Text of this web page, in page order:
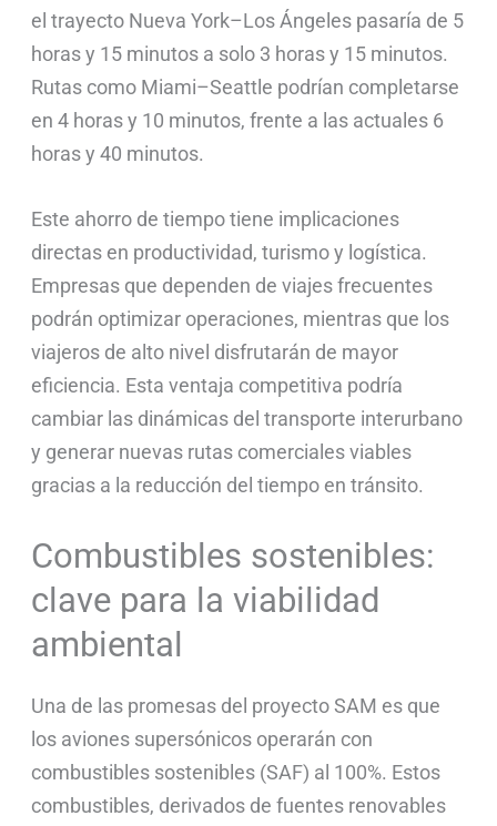
el trayecto Nueva York–Los Ángeles pasaría de 5
horas y 15 minutos a solo 3 horas y 15 minutos.
Rutas como Miami–Seattle podrían completarse
en 4 horas y 10 minutos, frente a las actuales 6
horas y 40 minutos.
Este ahorro de tiempo tiene implicaciones
directas en productividad, turismo y logística.
Empresas que dependen de viajes frecuentes
podrán optimizar operaciones, mientras que los
viajeros de alto nivel disfrutarán de mayor
eficiencia. Esta ventaja competitiva podría
cambiar las dinámicas del transporte interurbano
y generar nuevas rutas comerciales viables
gracias a la reducción del tiempo en tránsito.
Combustibles sostenibles:
clave para la viabilidad
ambiental
Una de las promesas del proyecto SAM es que
los aviones supersónicos operarán con
combustibles sostenibles (SAF) al 100%. Estos
combustibles, derivados de fuentes renovables